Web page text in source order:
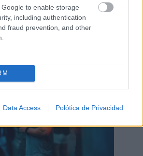
to enable storage
including authentication
fraud prevention, and other
Data Access Polótica de Privacidad
por qué el bostezo es contagioso